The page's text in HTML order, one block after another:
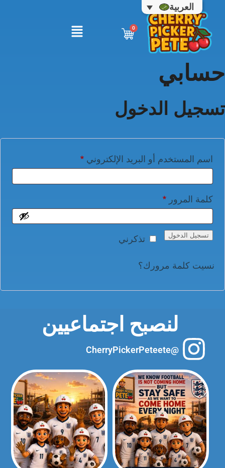
العربية
حسابي
تسجيل الدخول
اسم المستخدم أو البريد الإلكتروني *
كلمة المرور *
تذكرني تسجيل الدخول
نسيت كلمة مرورك؟
لنصبح اجتماعيين
@CherryPickerPeteete